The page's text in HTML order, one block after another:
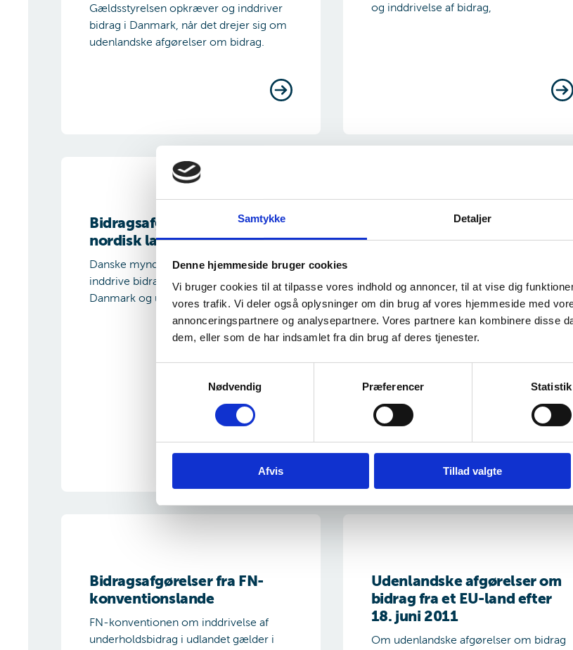
Samtykke Detaljer
Denne hjemmeside bruger cookies
Vi bruger cookies til at tilpasse vores indhold og annoncer, til at vise dig
vores trafik. Vi deler også oplysninger om din brug af vores hjemmeside med
annonceringspartnere og analysepartnere. Vores partnere kan kombinere disse
dem, eller som de har indsamlet fra din brug af deres tjenester.
v
Nødvendig Præferencer Statistik
Afvis Tillad valgte
Gældsstyrelsen opkræver og inddriver
bidrag i Danmark, når det drejer sig om
udenlandske afgørelser om bidrag.
og inddrivelse af bidrag,
Bidragsafgørelser fra et nordisk land
Bidragsafgørelser fra et
nordisk land
Danske myndigheder kan opkræve og
inddrive bidrag fra bidragsbetaler både i
Danmark og udlandet.
Brexit og afgørelser fra
Storbritannien
EU pr. 31. januar 2020 og
overgangsperioden udløb ved
udgangen af 2020. Brexit har medført,
at der kan forekomme ændringer i,
skal behandles efter
overgangsperiodens udløb i forbindelse
Bidragsafgørelser fra FN-
konventionslande
FN-konventionen om inddrivelse af
underholdsbidrag i udlandet gælder i
Udenlandske afgørelser om
bidrag fra et EU-land efter
18. juni 2011
Om udenlandske afgørelser om bidrag